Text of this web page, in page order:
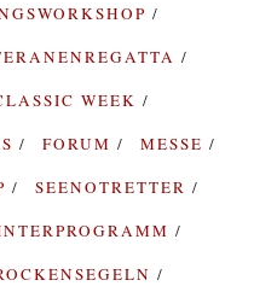
WEEK
FORUM
MESSE
SEENOTRETTER